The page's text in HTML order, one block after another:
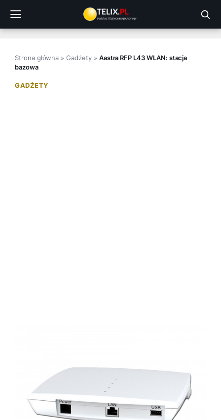
treści
Strona główna »Gadżety» Aastra RFP L43 WLAN: stacja
bazowa
GADŻETY